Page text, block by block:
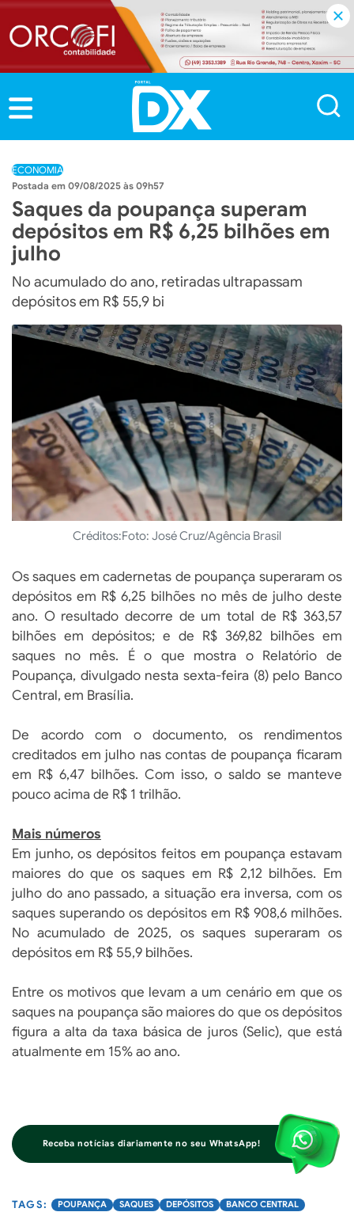
ECONOMIA
09/08/2025 às 09h57
Saques da poupança superam
depósitos em R$ 6,25 bilhões em
julho
No acumulado do ano, retiradas ultrapassam
depósitos em R$ 55,9 bi
Créditos:Foto: José Cruz/Agência Brasil
Os saques em cadernetas de poupança superaram os
depósitos em R$ 6,25 bilhões no mês de julho deste
ano. O resultado decorre de um total de R$ 363,57
bilhões em depósitos; e de R$ 369,82 bilhões em
saques no mês. É o que mostra o Relatório de
Poupança, divulgado nesta sexta-feira (8) pelo Banco
Central, em Brasília.
De acordo com o documento, os rendimentos
creditados em julho nas contas de poupança ficaram
em R$ 6,47 bilhões. Com isso, o saldo se manteve
pouco acima de R$ 1 trilhão.
Mais números
Em junho, os depósitos feitos em poupança estavam
maiores do que os saques em R$ 2,12 bilhões. Em
julho do ano passado, a situação era inversa, com os
saques superando os depósitos em R$ 908,6 milhões.
No acumulado de 2025, os saques superaram os
depósitos em R$ 55,9 bilhões.
Entre os motivos que levam a um cenário em que os
saques na poupança são maiores do que os depósitos
figura a alta da taxa básica de juros (Selic), que está
atualmente em 15% ao ano.
Receba notícias diariamente no seu WhatsApp!
POUPANÇA SAQUES DEPÓSITOS BANCO CENTRAL